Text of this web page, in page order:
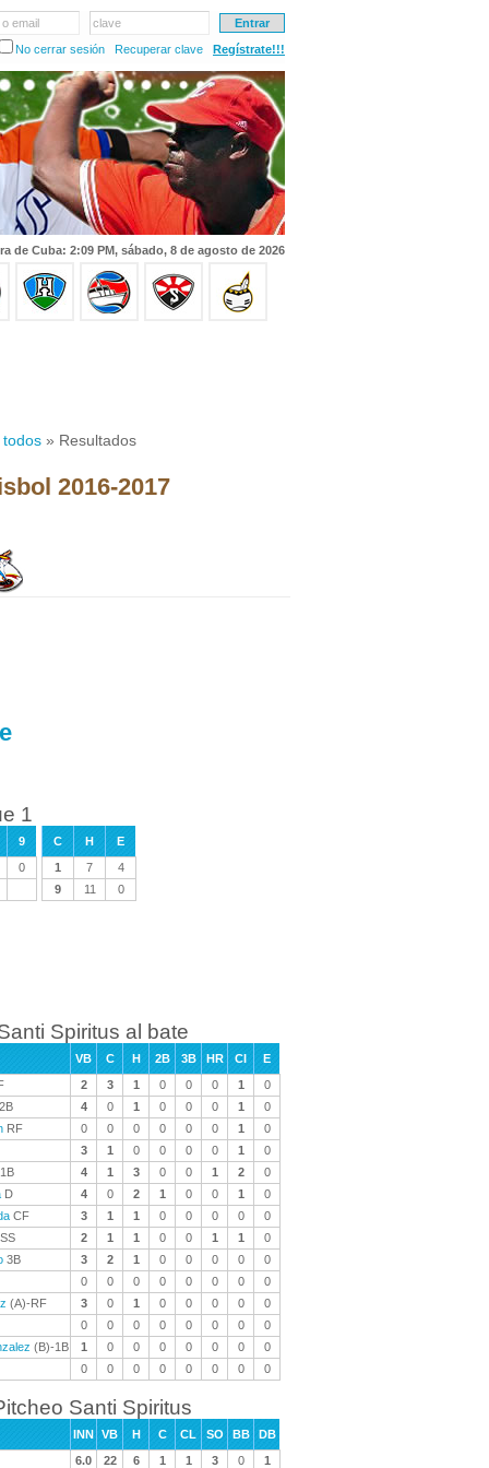
email
clave
No cerrar sesión
Recuperar clave Regístrate!!!
de Cuba: 2:09 PM, sábado, 8 de agosto de 2026
todos » Resultados
2016-2017
1
9 C H
E
0 1 7
4
9 11 0
Spiritus al bate
VB C H 2B 3B HR CI
E
2 3 1 0 0 0 1
0
2B 4 0 1 0 0 0 1
0
RF 0 0 0 0 0 0 1
0
3 1 0 0 0 0 1
0
1B 4 1 3 0 0 1 2
0
D 4 0 2 1 0 0 1
0
CF 3 1 1 0 0 0 0
0
SS 2 1 1 0 0 1 1
0
3B 3 2 1 0 0 0 0
0
0 0 0 0 0 0 0
0
(A)-RF 3 0 1 0 0 0 0
0
0 0 0 0 0 0 0
0
(B)-1B 1 0 0 0 0 0 0
0
0 0 0 0 0 0 0 0
Santi Spiritus
INN VB H C CL SO BB
DB
6.0 22 6 1 1 3 0
1